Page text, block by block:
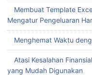
Membuat Template
Mengatur Pengeluaran
Menghemat Waktu
Atasi Kesalahan
yang Mudah Digunakan